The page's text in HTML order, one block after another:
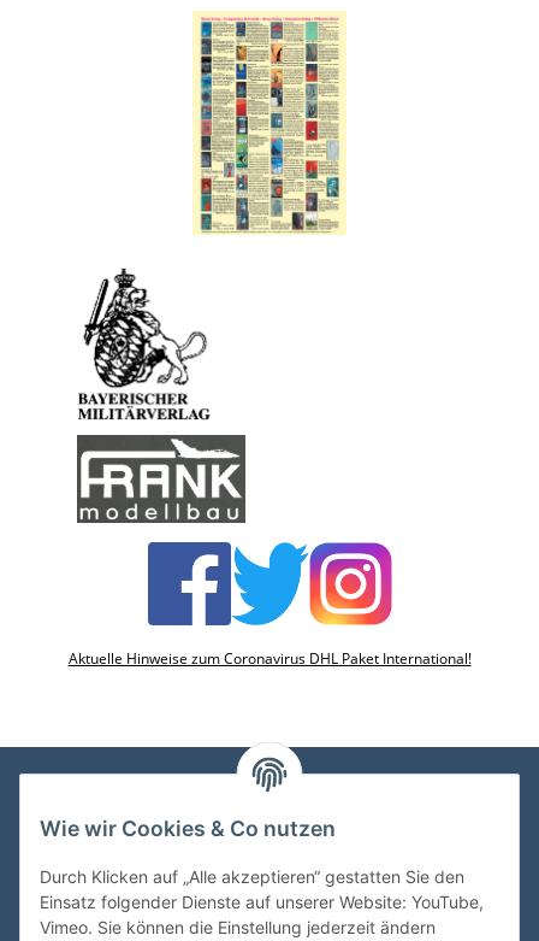
Aktuelle Hinweise zum Coronavirus DHL Paket International!
VDMedien24.de
Kasernenstraße 6-10
66482 Zweibrücken
Wie wir Cookies & Co nutzen
Durch Klicken auf „Alle akzeptieren“ gestatten Sie den
Einsatz folgender Dienste auf unserer Website: YouTube,
Vimeo. Sie können die Einstellung jederzeit ändern